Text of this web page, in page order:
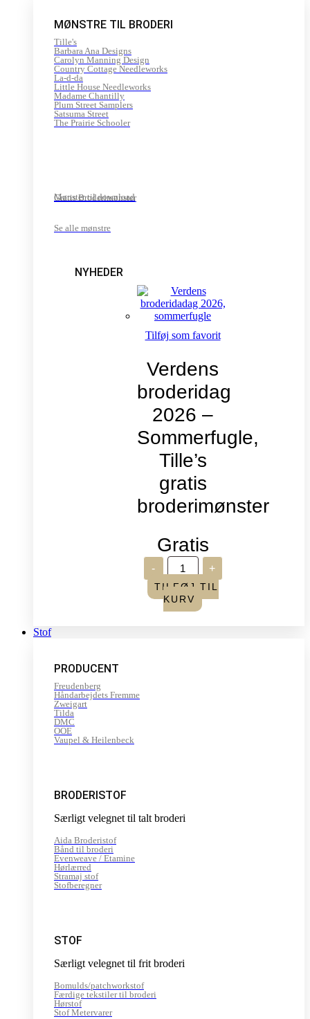
MØNSTRE TIL BRODERI
Tille's
Barbara Ana Designs
Carolyn Manning Design
Country Cottage Needleworks
La-d-da
Little House Needleworks
Madame Chantilly
Plum Street Samplers
Satsuma Street
The Prairie Schooler
Mønster til download
Gratis Broderimønster
Se alle mønstre
NYHEDER
Tilføj som favorit
Verdens
broderidag
2026 –
Sommerfugle,
Tille’s
gratis
broderimønster
Gratis
-
Verdens
broderidag
2026
-
Sommerfugle,
+
TILFØJ TIL
KURV
Stof
PRODUCENT
Freudenberg
Håndarbejdets Fremme
Zweigart
Tilda
DMC
OOE
Vaupel & Heilenbeck
BRODERISTOF
Særligt velegnet til talt broderi
Aida Broderistof
Bånd til broderi
Evenweave / Etamine
Hørlærred
Stramaj stof
Stofberegner
STOF
Særligt velegnet til frit broderi
Bomulds/patchworkstof
Færdige tekstiler til broderi
Hørstof
Stof Metervarer